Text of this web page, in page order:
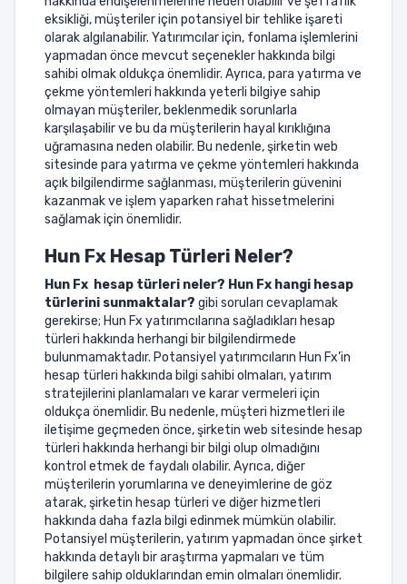
eksikliği, müşteriler için potansiyel bir tehlike işareti
olarak algılanabilir. Yatırımcılar için, fonlama işlemlerini
yapmadan önce mevcut seçenekler hakkında bilgi
sahibi olmak oldukça önemlidir. Ayrıca, para yatırma ve
çekme yöntemleri hakkında yeterli bilgiye sahip
olmayan müşteriler, beklenmedik sorunlarla
karşılaşabilir ve bu da müşterilerin hayal kırıklığına
uğramasına neden olabilir. Bu nedenle, şirketin web
sitesinde para yatırma ve çekme yöntemleri hakkında
açık bilgilendirme sağlanması, müşterilerin güvenini
kazanmak ve işlem yaparken rahat hissetmelerini
sağlamak için önemlidir.
Hun Fx Hesap Türleri Neler?
Hun Fx hesap türleri neler? Hun Fx hangi hesap
türlerini sunmaktalar? gibi soruları cevaplamak
gerekirse; Hun Fx yatırımcılarına sağladıkları hesap
türleri hakkında herhangi bir bilgilendirmede
bulunmamaktadır. Potansiyel yatırımcıların Hun Fx’in
hesap türleri hakkında bilgi sahibi olmaları, yatırım
stratejilerini planlamaları ve karar vermeleri için
oldukça önemlidir. Bu nedenle, müşteri hizmetleri ile
iletişime geçmeden önce, şirketin web sitesinde hesap
türleri hakkında herhangi bir bilgi olup olmadığını
kontrol etmek de faydalı olabilir. Ayrıca, diğer
müşterilerin yorumlarına ve deneyimlerine de göz
atarak, şirketin hesap türleri ve diğer hizmetleri
hakkında daha fazla bilgi edinmek mümkün olabilir.
Potansiyel müşterilerin, yatırım yapmadan önce şirket
hakkında detaylı bir araştırma yapmaları ve tüm
bilgilere sahip olduklarından emin olmaları önemlidir.